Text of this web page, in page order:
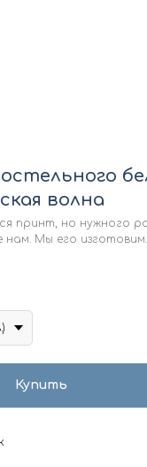
волна
принт, но нужного
нам. Мы его изготовим.
Купить